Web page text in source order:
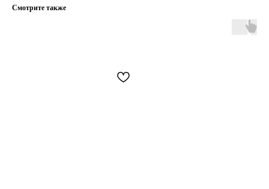
Смотрите также